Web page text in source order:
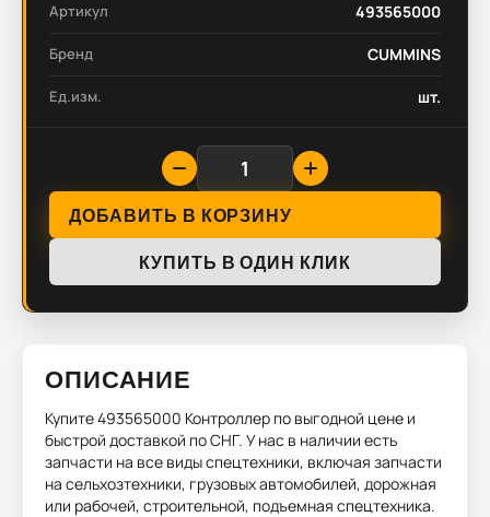
Артикул 493565000
Бренд CUMMINS
Ед.изм. шт.
ДОБАВИТЬ В КОРЗИНУ
КУПИТЬ В ОДИН КЛИК
ОПИСАНИЕ
Купите493565000 Контроллер по выгодной цене и
быстрой доставкой по СНГ. У нас в наличии есть
запчасти на все виды спецтехники, включая запчасти
на сельхозтехники, грузовых автомобилей, дорожная
или рабочей, строительной, подъемная спецтехника.